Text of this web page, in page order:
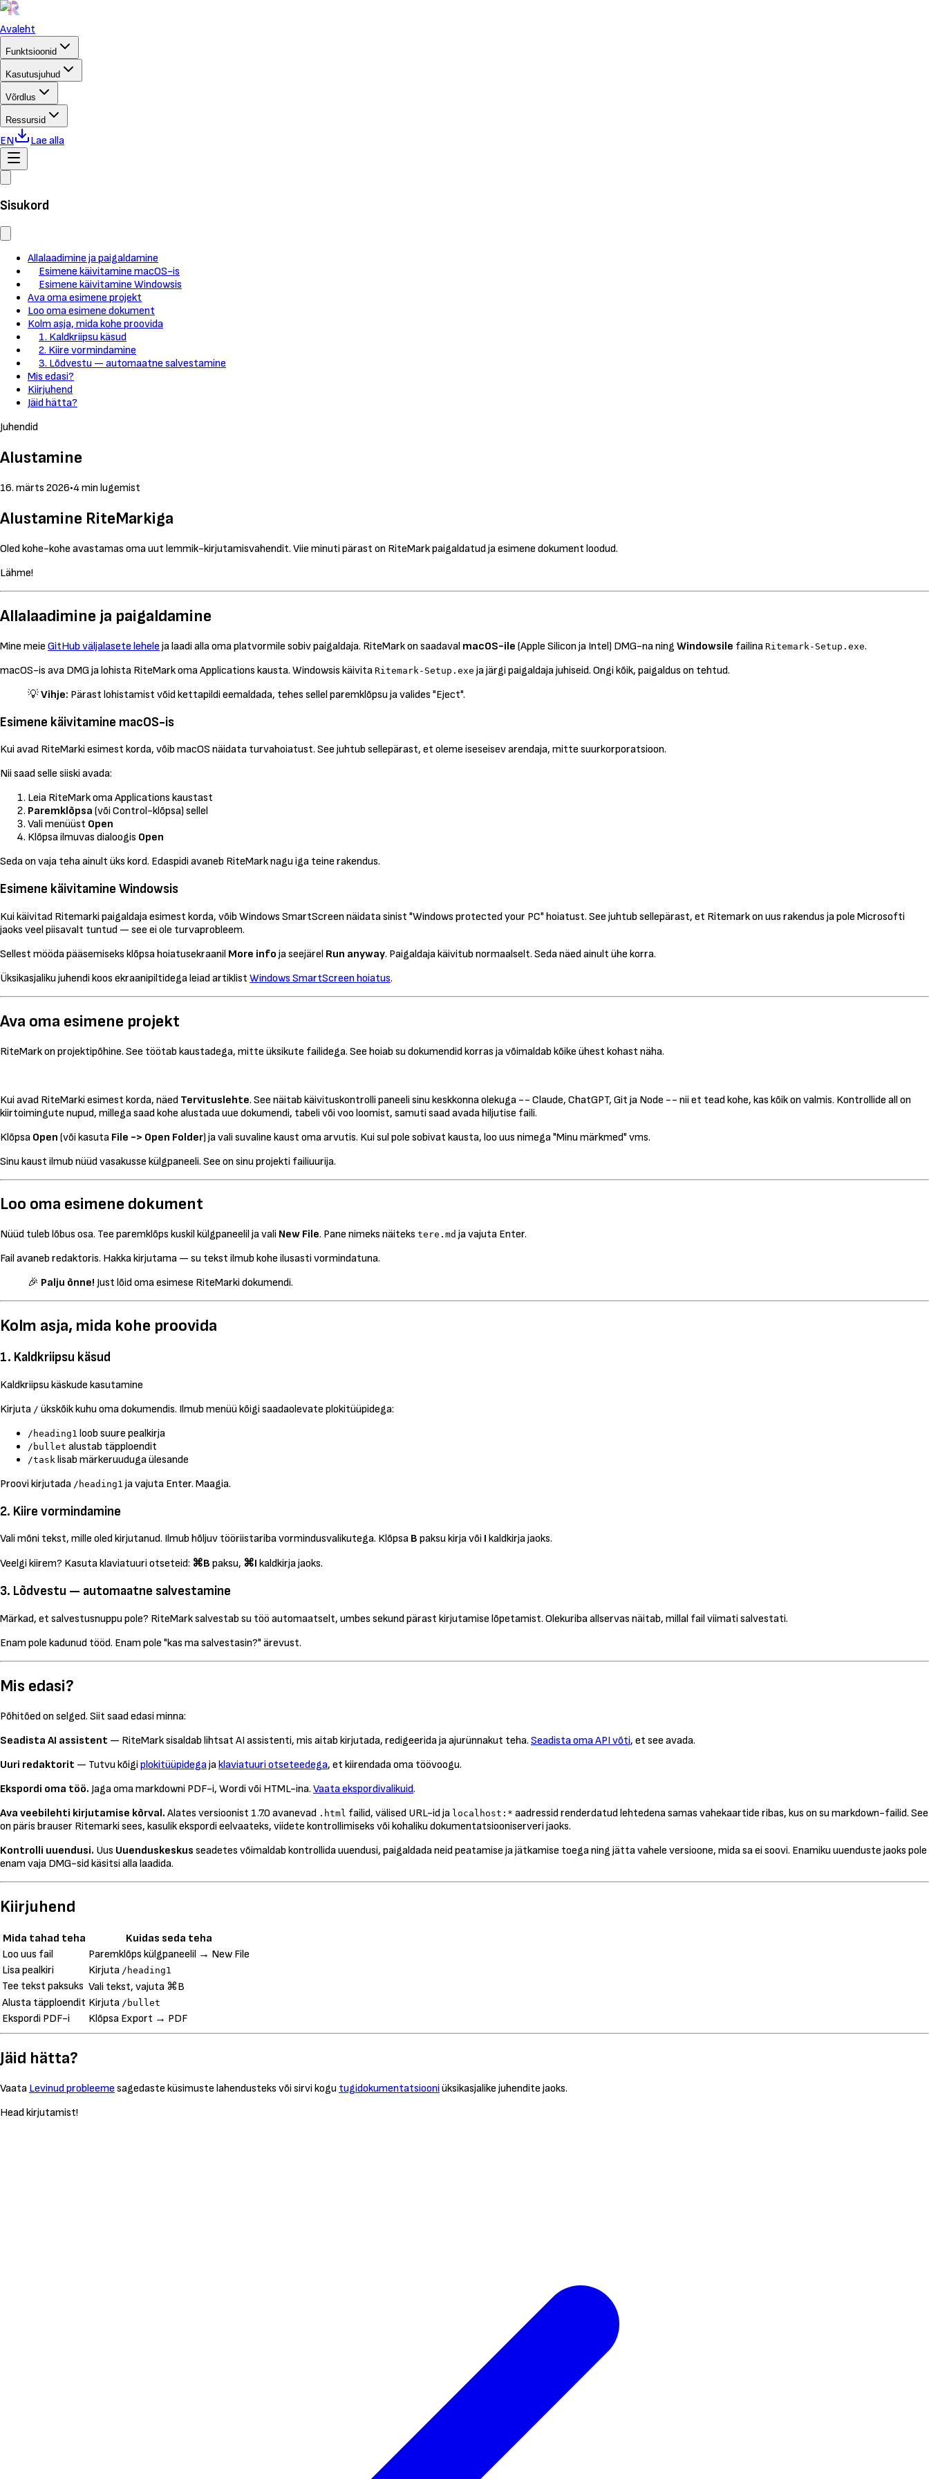
Avaleht
Funktsioonid
Kasutusjuhud
Võrdlus
Ressursid
EN Lae alla
Sisukord
Allalaadimine ja paigaldamine
Esimene käivitamine macOS-is
Esimene käivitamine Windowsis
Ava oma esimene projekt
Loo oma esimene dokument
Kolm asja, mida kohe proovida
1. Kaldkriipsu käsud
2. Kiire vormindamine
3. Lõdvestu — automaatne salvestamine
Mis edasi?
Kiirjuhend
Jäid hätta?
Juhendid
Alustamine
16. märts 2026•4 min lugemist
Alustamine RiteMarkiga
Oled kohe-kohe avastamas oma uut lemmik-kirjutamisvahendit. Viie minuti pärast on RiteMark paigaldatud ja esimene dokument loodud.
Lähme!
Allalaadimine ja paigaldamine
Mine meie GitHub väljalasete lehele ja laadi alla oma platvormile sobiv paigaldaja. RiteMark on saadaval macOS-ile (Apple Silicon ja Intel) DMG-na ning Windowsile failina Ritemark-Setup.exe.
macOS-is ava DMG ja lohista RiteMark oma Applications kausta. Windowsis käivita Ritemark-Setup.exe ja järgi paigaldaja juhiseid. Ongi kõik, paigaldus on tehtud.
💡Vihje: Pärast lohistamist võid kettapildi eemaldada, tehes sellel paremklõpsu ja valides "Eject".
Esimene käivitamine macOS-is
Kui avad RiteMarki esimest korda, võib macOS näidata turvahoiatust. See juhtub sellepärast, et oleme iseseisev arendaja, mitte suurkorporatsioon.
Nii saad selle siiski avada:
Leia RiteMark oma Applications kaustast
Paremklõpsa (või Control-klõpsa) sellel
Vali menüüst Open
Klõpsa ilmuvas dialoogis Open
Seda on vaja teha ainult üks kord. Edaspidi avaneb RiteMark nagu iga teine rakendus.
Esimene käivitamine Windowsis
Kui käivitad Ritemarki paigaldaja esimest korda, võib Windows SmartScreen näidata sinist "Windows protected your PC" hoiatust. See juhtub sellepärast, et Ritemark on uus rakendus ja pole Microsofti
jaoks veel piisavalt tuntud — see ei ole turvaprobleem.
Sellest mööda pääsemiseks klõpsa hoiatusekraanil More info ja seejärel Run anyway. Paigaldaja käivitub normaalselt. Seda näed ainult ühe korra.
Üksikasjaliku juhendi koos ekraanipiltidega leiad artiklist Windows SmartScreen hoiatus.
Ava oma esimene projekt
RiteMark on projektipõhine. See töötab kaustadega, mitte üksikute failidega. See hoiab su dokumendid korras ja võimaldab kõike ühest kohast näha.
Kui avad RiteMarki esimest korda, näed Tervituslehte. See näitab käivituskontrolli paneeli sinu keskkonna olekuga -- Claude, ChatGPT, Git ja Node -- nii et tead kohe, kas kõik on valmis. Kontrollide all on
kiirtoimingute nupud, millega saad kohe alustada uue dokumendi, tabeli või voo loomist, samuti saad avada hiljutise faili.
Klõpsa Open (või kasuta File -> Open Folder) ja vali suvaline kaust oma arvutis. Kui sul pole sobivat kausta, loo uus nimega "Minu märkmed" vms.
Sinu kaust ilmub nüüd vasakusse külgpaneeli. See on sinu projekti failiuurija.
Loo oma esimene dokument
Nüüd tuleb lõbus osa. Tee paremklõps kuskil külgpaneelil ja vali New File. Pane nimeks näiteks tere.md ja vajuta Enter.
Fail avaneb redaktoris. Hakka kirjutama — su tekst ilmub kohe ilusasti vormindatuna.
🎉 Palju õnne! Just lõid oma esimese RiteMarki dokumendi.
Kolm asja, mida kohe proovida
1. Kaldkriipsu käsud
Kaldkriipsu käskude kasutamine
Kirjuta / ükskõik kuhu oma dokumendis. Ilmub menüü kõigi saadaolevate plokitüüpidega:
/heading1 loob suure pealkirja
/bullet alustab täpploendit
/task lisab märkeruuduga ülesande
Proovi kirjutada /heading1 ja vajuta Enter. Maagia.
2. Kiire vormindamine
Vali mõni tekst, mille oled kirjutanud. Ilmub hõljuv tööriistariba vormindusvalikutega. Klõpsa B paksu kirja või I kaldkirja jaoks.
Veelgi kiirem? Kasuta klaviatuuri otseteid: ⌘B paksu, ⌘I kaldkirja jaoks.
3. Lõdvestu — automaatne salvestamine
Märkad, et salvestusnuppu pole? RiteMark salvestab su töö automaatselt, umbes sekund pärast kirjutamise lõpetamist. Olekuriba allservas näitab, millal fail viimati salvestati.
Enam pole kadunud tööd. Enam pole "kas ma salvestasin?" ärevust.
Mis edasi?
Põhitõed on selged. Siit saad edasi minna:
Seadista AI assistent — RiteMark sisaldab lihtsat AI assistenti, mis aitab kirjutada, redigeerida ja ajurünnakut teha. Seadista oma API võti, et see avada.
Uuri redaktorit — Tutvu kõigiplokitüüpidegajaklaviatuuri otseteedega, et kiirendada oma töövoogu.
Ekspordi oma töö. Jaga oma markdowni PDF-i, Wordi või HTML-ina. Vaata ekspordivalikuid.
Ava veebilehti kirjutamise kõrval. Alates versioonist 1.7.0 avanevad .html failid, välised URL-id ja localhost:* aadressid renderdatud lehtedena samas vahekaartide ribas, kus on su markdown-failid. See
on päris brauser Ritemarki sees, kasulik ekspordi eelvaateks, viidete kontrollimiseks või kohaliku dokumentatsiooniserveri jaoks.
Kontrolli uuendusi. Uus Uuenduskeskus seadetes võimaldab kontrollida uuendusi, paigaldada neid peatamise ja jätkamise toega ning jätta vahele versioone, mida sa ei soovi. Enamiku uuenduste jaoks pole
enam vaja DMG-sid käsitsi alla laadida.
Kiirjuhend
Mida tahad teha
Kuidas seda teha
Loo uus fail
Paremklõps külgpaneelil → New File
Lisa pealkiri
Kirjuta /heading1
Tee tekst paksuks Vali tekst, vajuta ⌘B
Alusta täpploendit Kirjuta /bullet
Ekspordi PDF-i Klõpsa Export → PDF
Jäid hätta?
Vaata Levinud probleeme sagedaste küsimuste lahendusteks või sirvi kogu tugidokumentatsiooniüksikasjalike juhendite jaoks.
Head kirjutamist!